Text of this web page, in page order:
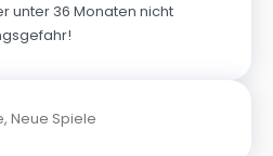
unter 36 Monaten nicht
, Neue Spiele